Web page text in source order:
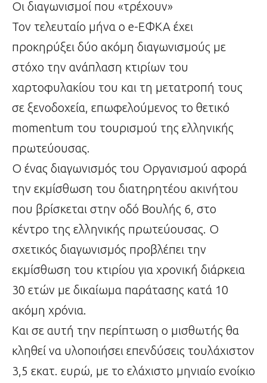
Οι διαγωνισμοί που «τρέχουν»
Τον τελευταίο μήνα ο e-ΕΦΚΑ έχει
προκηρύξει δύο ακόμη διαγωνισμούς με
στόχο την ανάπλαση κτιρίων του
χαρτοφυλακίου του και τη μετατροπή τους
σε ξενοδοχεία, επωφελούμενος το θετικό
momentum του τουρισμού της ελληνικής
πρωτεύουσας.
Ο ένας διαγωνισμός του Οργανισμού αφορά
την εκμίσθωση του διατηρητέου ακινήτου
που βρίσκεται στην οδό Βουλής 6, στο
κέντρο της ελληνικής πρωτεύουσας. Ο
σχετικός διαγωνισμός προβλέπει την
εκμίσθωση του κτιρίου για χρονική διάρκεια
30 ετών με δικαίωμα παράτασης κατά 10
ακόμη χρόνια.
Και σε αυτή την περίπτωση ο μισθωτής θα
κληθεί να υλοποιήσει επενδύσεις τουλάχιστον
3,5 εκατ. ευρώ, με το ελάχιστο μηνιαίο ενοίκιο